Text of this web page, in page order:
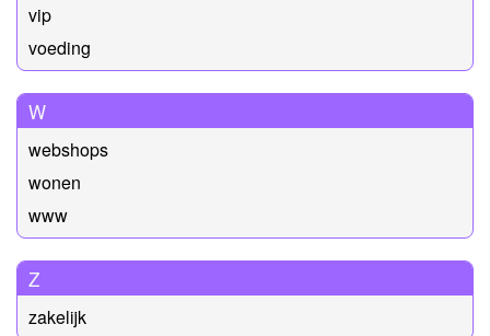
vip
voeding
W
webshops
wonen
www
Z
zakelijk